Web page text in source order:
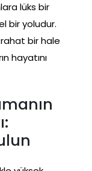
lüks bir
bir yoludur.
bir hale
hayatını